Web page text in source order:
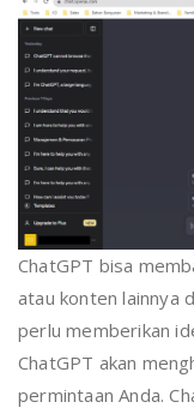
ChatGPT bisa
atau konten lainnya
perlu memberikan
ChatGPT akan
permintaan Anda.